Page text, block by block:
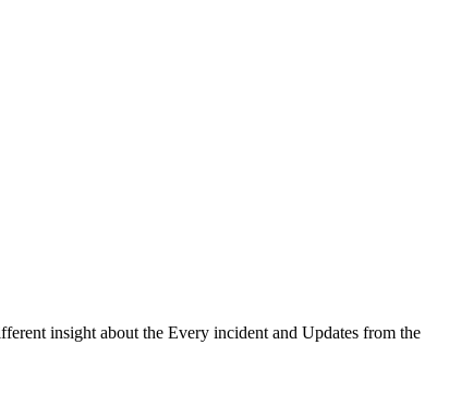
insight about the Every incident and Updates from the